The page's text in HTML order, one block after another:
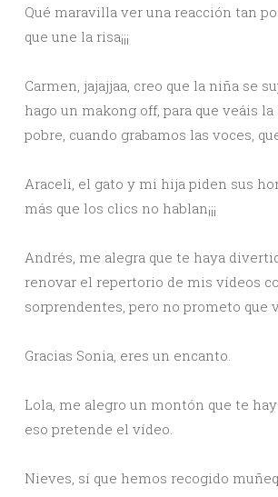
Qué maravilla ver una reacción tan
que une la risa¡¡¡
Carmen, jajajjaa, creo que la niña se
hago un makong off, para que veáis
pobre, cuando grabamos las voces,
Araceli, el gato y mi hija piden sus
más que los clics no hablan¡¡¡
Andrés, me alegra que te haya
renovar el repertorio de mis vídeos
sorprendentes, pero no prometo que
Gracias Sonia, eres un encanto.
Lola, me alegro un montón que te
eso pretende el vídeo.
Nieves, sí que hemos recogido